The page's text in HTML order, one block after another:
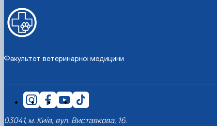
Факультет ветеринарної медицини
03041, м. Київ, вул. Виставкова, 16.